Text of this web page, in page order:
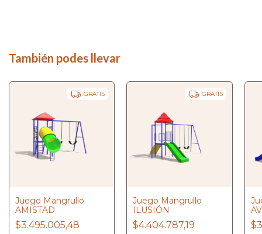
También podes llevar
GRATIS
Juego Mangrullo
AMISTAD
$3.495.005,48
GRATIS
Juego Mangrullo
ILUSIÓN
$4.404.787,19